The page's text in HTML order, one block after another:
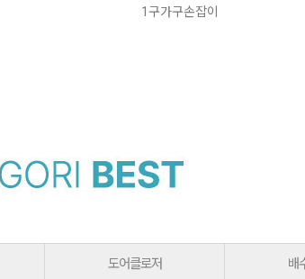
1구가구손잡이
도어클로저 배